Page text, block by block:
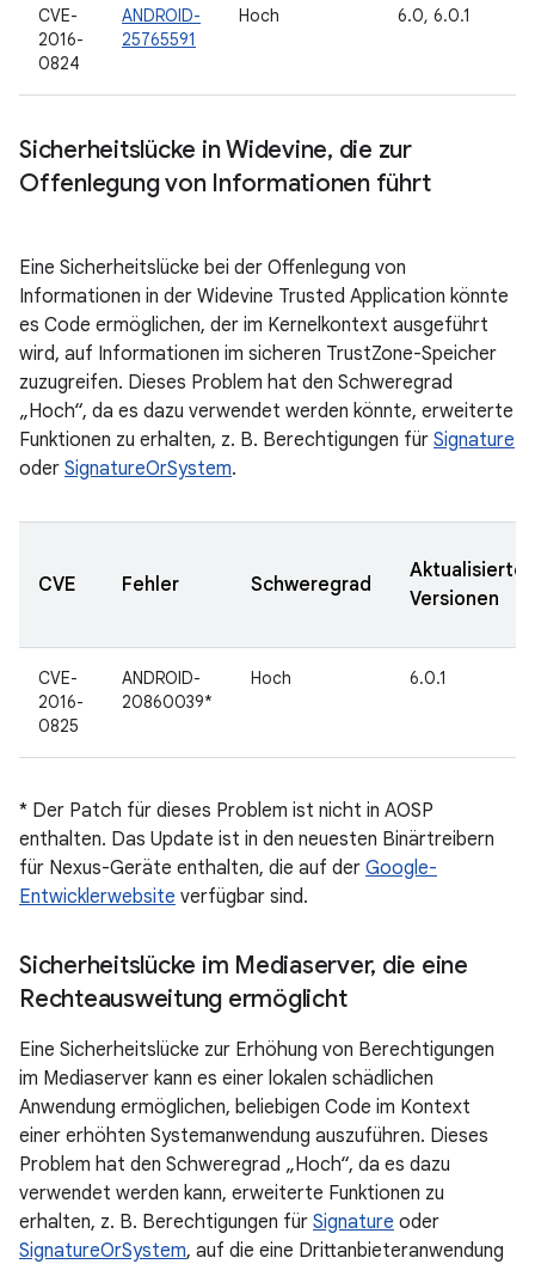
CVE-
2016-
0824
ANDROID-
25765591
Hoch 6.0, 6.0.1
Sicherheitslücke in Widevine, die zur
Offenlegung von Informationen führt
Eine Sicherheitslücke bei der Offenlegung von
Informationen in der Widevine Trusted Application könnte
es Code ermöglichen, der im Kernelkontext ausgeführt
wird, auf Informationen im sicheren TrustZone-Speicher
zuzugreifen. Dieses Problem hat den Schweregrad
„Hoch“, da es dazu verwendet werden könnte, erweiterte
Funktionen zu erhalten, z. B. Berechtigungen für Signature
oder SignatureOrSystem.
CVE Fehler Schweregrad
Aktualisierte
Versionen
CVE-
2016-
0825
ANDROID-
20860039*
Hoch 6.0.1
* Der Patch für dieses Problem ist nicht in AOSP
enthalten. Das Update ist in den neuesten Binärtreibern
für Nexus-Geräte enthalten, die auf der Google-
Entwicklerwebsite verfügbar sind.
Sicherheitslücke im Mediaserver, die eine
Rechteausweitung ermöglicht
Eine Sicherheitslücke zur Erhöhung von Berechtigungen
im Mediaserver kann es einer lokalen schädlichen
Anwendung ermöglichen, beliebigen Code im Kontext
einer erhöhten Systemanwendung auszuführen. Dieses
Problem hat den Schweregrad „Hoch“, da es dazu
verwendet werden kann, erweiterte Funktionen zu
erhalten, z. B. Berechtigungen für Signature oder
SignatureOrSystem, auf die eine Drittanbieteranwendung